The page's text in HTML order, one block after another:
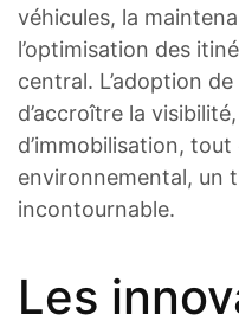
véhicules, la
l’optimisation des
central. L’adoption
d’accroître la
d’immobilisation,
environnemental, un
incontournable.
Les